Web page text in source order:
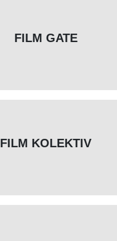
FILM GATE
FILM KOLEKTIV